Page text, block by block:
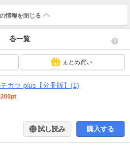
情報を 閉じる
巻一覧
まとめ買い
カラ plus【分冊版】(1)
200pt
試し読み 購入する